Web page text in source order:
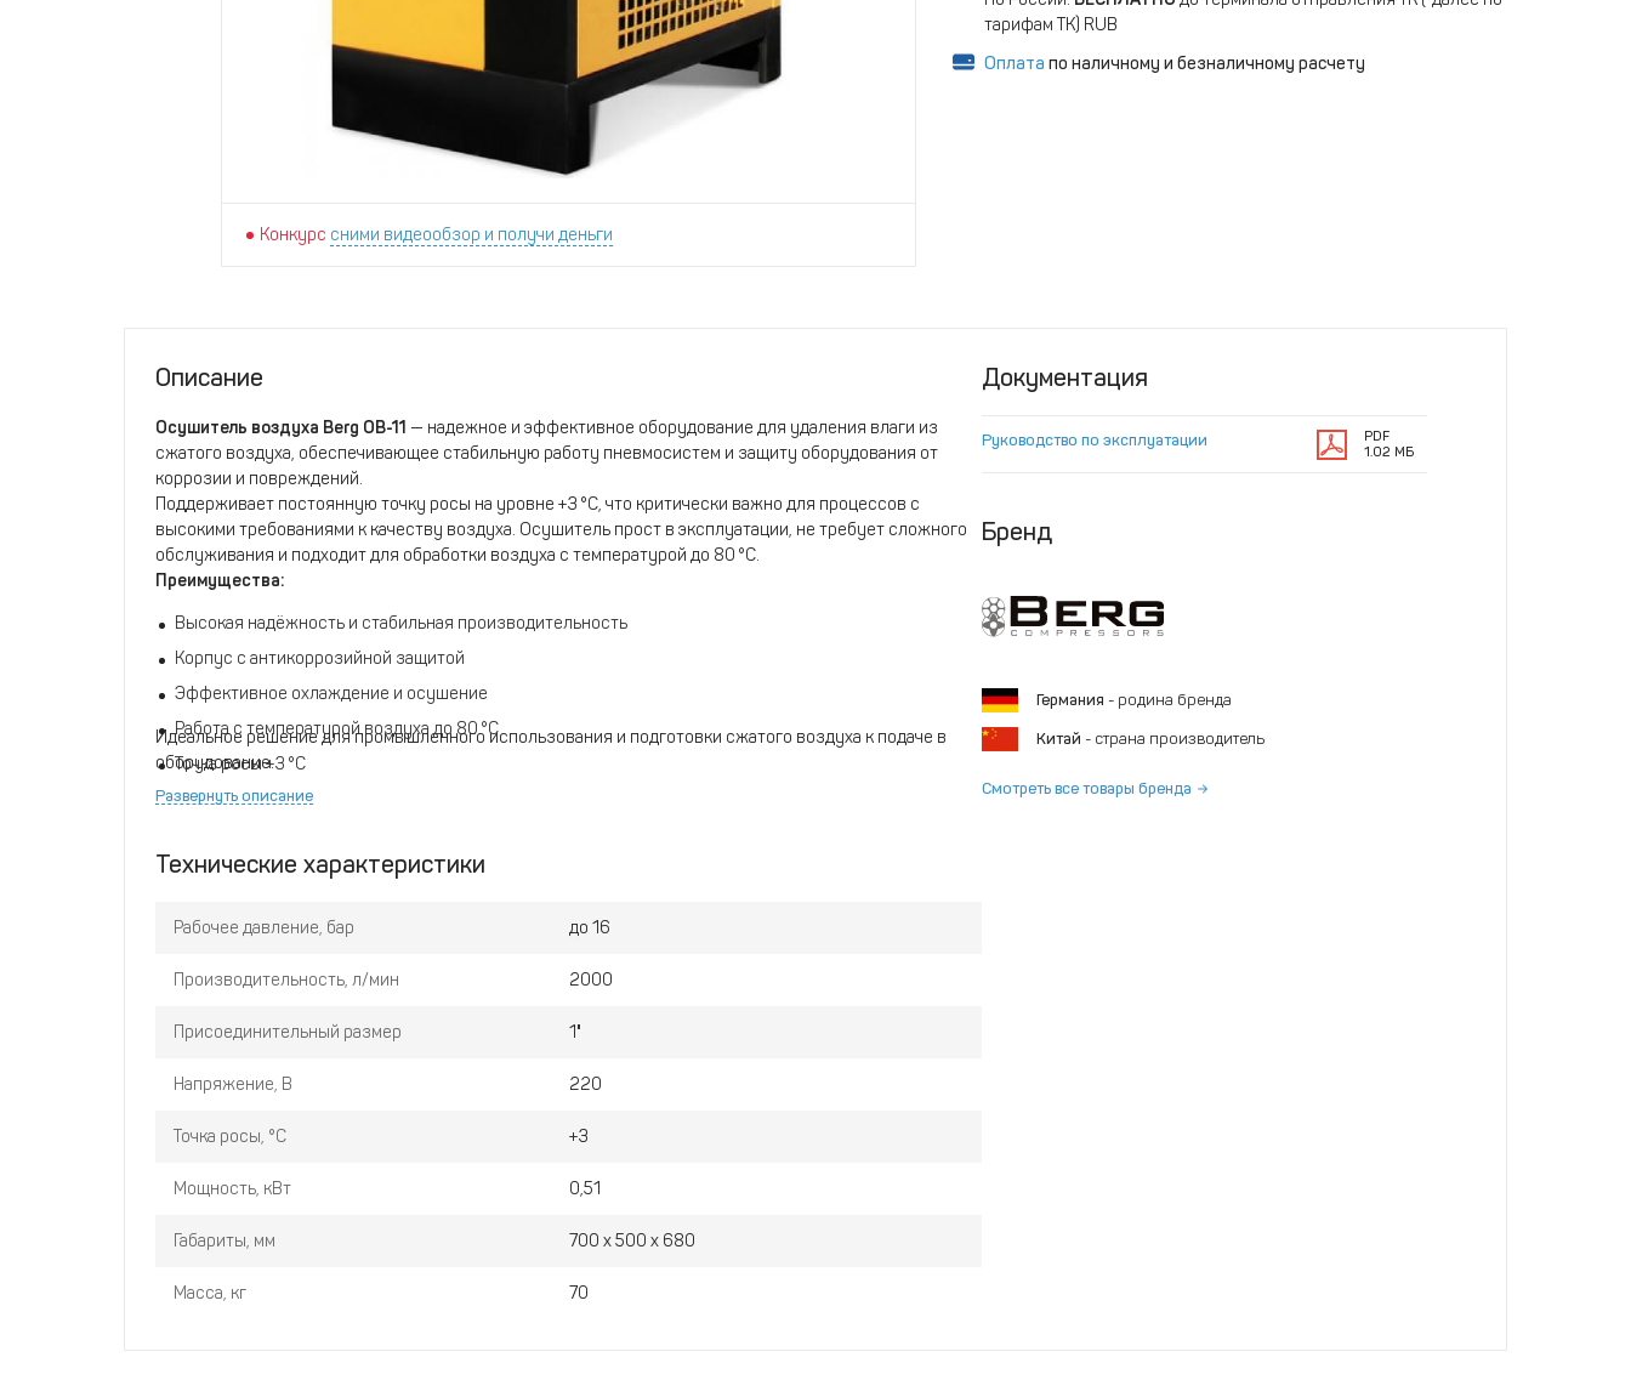
Конкурс сними видеообзор и получи деньги
тарифам ТК) RUB
Оплата по наличному и безналичному расчету
Описание
Осушитель воздуха Berg ОВ-11 — надежное и эффективное оборудование для удаления влаги из
сжатого воздуха, обеспечивающее стабильную работу пневмосистем и защиту оборудования от
коррозии и повреждений.
Поддерживает постоянную точку росы на уровне +3 °C, что критически важно для процессов с
высокими требованиями к качеству воздуха. Осушитель прост в эксплуатации, не требует сложного
обслуживания и подходит для обработки воздуха с температурой до 80 °C.
Преимущества:
Высокая надёжность и стабильная производительность
Корпус с антикоррозийной защитой
Эффективное охлаждение и осушение
Работа с температурой воздуха до 80 °C
Точка росы +3 °C
Экономичное обслуживание
Идеальное решение для промышленного использования и подготовки сжатого воздуха к подаче в
оборудование.
Развернуть описание
Технические характеристики
Рабочее давление, бар до 16
Производительность, л/мин 2000
Присоединительный размер 1"
Напряжение, В 220
Точка росы, °С +3
Мощность, кВт 0,51
Габариты, мм 700 x 500 x 680
Масса, кг 70
Документация
Руководство по эксплуатации
PDF
1.02 МБ
Бренд
Германия - родина бренда
Китай - страна производитель
Смотреть все товары бренда